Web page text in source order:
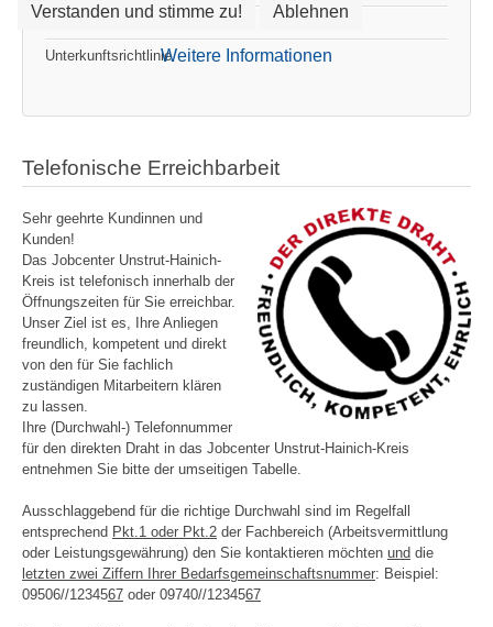
Statistik
Unterkunftsrichtlinie
Telefonische Erreichbarbeit
Sehr geehrte Kundinnen und
Kunden!
Das Jobcenter Unstrut-Hainich-
Kreis ist telefonisch innerhalb der
Öffnungszeiten für Sie erreichbar.
Unser Ziel ist es, Ihre Anliegen
freundlich, kompetent und direkt
von den für Sie fachlich
zuständigen Mitarbeitern klären
zu lassen.
Ihre (Durchwahl-) Telefonnummer
für den direkten Draht in das Jobcenter Unstrut-Hainich-Kreis
entnehmen Sie bitte der umseitigen Tabelle.
Ausschlaggebend für die richtige Durchwahl sind im Regelfall
entsprechend Pkt.1 oder Pkt.2 der Fachbereich (Arbeitsvermittlung
oder Leistungsgewährung) den Sie kontaktieren möchten und die
letzten zwei Ziffern Ihrer Bedarfsgemeinschaftsnummer: Beispiel:
09506//1234567 oder 09740//1234567
Verstanden und stimme zu! Ablehnen
Weitere Informationen